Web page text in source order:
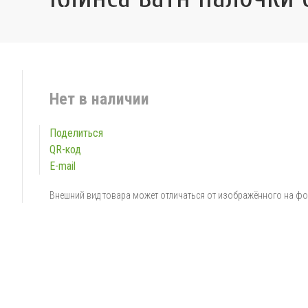
Нет в наличии
Поделиться
QR-код
E-mail
Внешний вид товара может отличаться от изображённого на